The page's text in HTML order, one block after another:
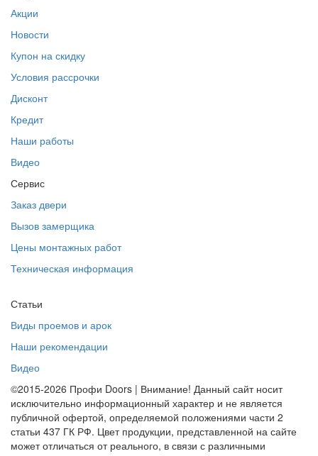
Акции
Новости
Купон на скидку
Условия рассрочки
Дисконт
Кредит
Наши работы
Видео
Сервис
Заказ двери
Вызов замерщика
Цены монтажных работ
Техническая информация
Статьи
Виды проемов и арок
Наши рекомендации
Видео
©2015-2026 Профи Doors | Внимание! Данный сайт носит
исключительно информационный характер и не является
публичной офертой, определяемой положениями части 2
статьи 437 ГК РФ. Цвет продукции, представленной на сайте
может отличаться от реального, в связи с различными